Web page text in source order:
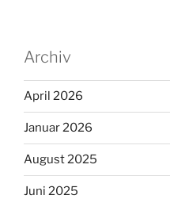
Archiv
April 2026
Januar 2026
August 2025
Juni 2025